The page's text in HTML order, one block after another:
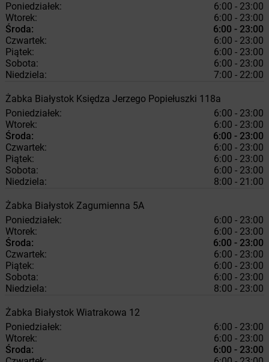
Poniedziałek:
6:00 - 23:00
Wtorek:
6:00 - 23:00
Środa:
6:00 - 23:00
Czwartek:
6:00 - 23:00
Piątek:
6:00 - 23:00
Sobota:
6:00 - 23:00
Niedziela:
7:00 - 22:00
Żabka Białystok Księdza Jerzego Popiełuszki 118a
Poniedziałek:
6:00 - 23:00
Wtorek:
6:00 - 23:00
Środa:
6:00 - 23:00
Czwartek:
6:00 - 23:00
Piątek:
6:00 - 23:00
Sobota:
6:00 - 23:00
Niedziela:
8:00 - 21:00
Żabka Białystok Zagumienna 5A
Poniedziałek:
6:00 - 23:00
Wtorek:
6:00 - 23:00
Środa:
6:00 - 23:00
Czwartek:
6:00 - 23:00
Piątek:
6:00 - 23:00
Sobota:
6:00 - 23:00
Niedziela:
8:00 - 23:00
Żabka Białystok Wiatrakowa 12
Poniedziałek:
6:00 - 23:00
Wtorek:
6:00 - 23:00
Środa:
6:00 - 23:00